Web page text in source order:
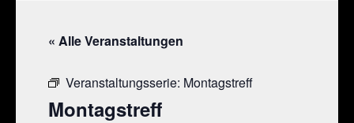
« Alle Veranstaltungen
Veranstaltungsserie: Montagstreff
Montagstreff